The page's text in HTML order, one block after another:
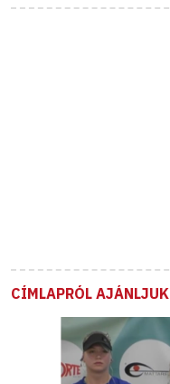
CÍMLAPRÓL AJÁNLJUK